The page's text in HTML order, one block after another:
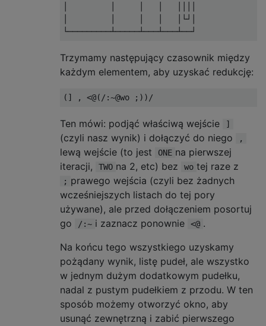
│         │     │   │   │└┘│
Trzymamy następujący czasownik między
każdym elementem, aby uzyskać redukcję:
Ten mówi: podjąć właściwą wejście ]
(czyli nasz wynik) i dołączyć do niego ,
lewą wejście (to jest ONE na pierwszej
iteracji,
TWO na 2, etc) bez wo tej raze z
; prawego wejścia (czyli bez żadnych
wcześniejszych listach do tej pory
używane), ale przed dołączeniem posortuj
go
/:~ i zaznacz ponownie <@ .
Na końcu tego wszystkiego uzyskamy
pożądany wynik, listę pudeł, ale wszystko
w jednym dużym dodatkowym pudełku,
nadal z pustym pudełkiem z przodu. W ten
sposób możemy otworzyć okno, aby
usunąć zewnętrzną i zabić pierwszego